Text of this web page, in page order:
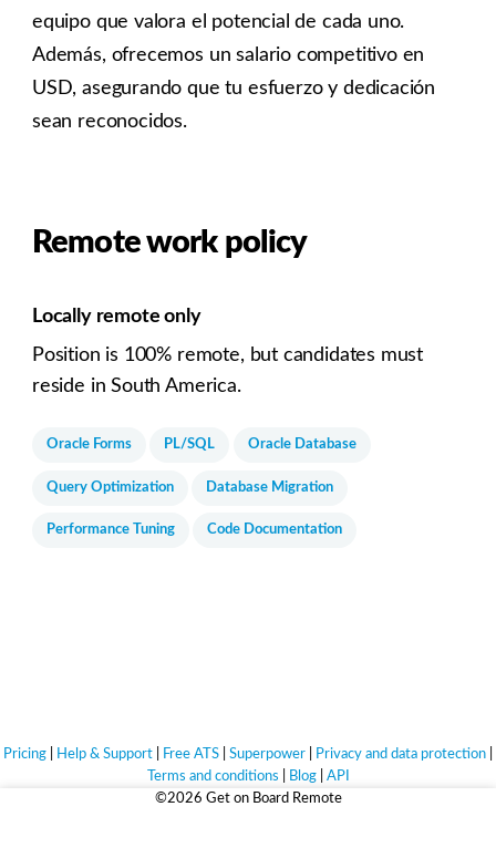
equipo que valora el potencial de cada uno.
Además, ofrecemos un salario competitivo en
USD, asegurando que tu esfuerzo y dedicación
sean reconocidos.
Remote work policy
Locally remote only
Position is 100% remote, but candidates must
reside in South America.
Oracle Forms PL/SQL Oracle Database
Query Optimization Database Migration
Performance Tuning Code Documentation
Pricing Help & Support Free ATS Superpower Privacy and data protection
Terms and conditions
Blog| API
©2026 Get on Board Remote